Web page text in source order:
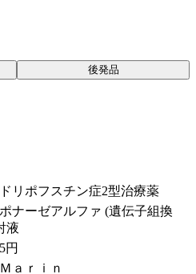
後発品
リポフスチン症2型治療薬
ナーゼアルファ (遺伝子組換
液
円
ａｒｉｎ